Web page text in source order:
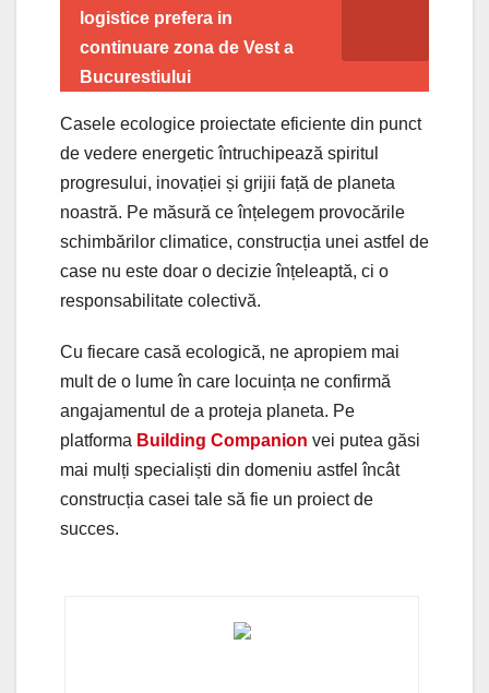
logistice prefera in
continuare zona de Vest a
Bucurestiului
Casele ecologice proiectate eficiente din punct
de vedere energetic întruchipează spiritul
progresului, inovației și grijii față de planeta
noastră. Pe măsură ce înțelegem provocările
schimbărilor climatice, construcția unei astfel de
case nu este doar o decizie înțeleaptă, ci o
responsabilitate colectivă.
Cu fiecare casă ecologică, ne apropiem mai
mult de o lume în care locuința ne confirmă
angajamentul de a proteja planeta. Pe
platforma Building Companion vei putea găsi
mai mulți specialiști din domeniu astfel încât
construcția casei tale să fie un proiect de
succes.